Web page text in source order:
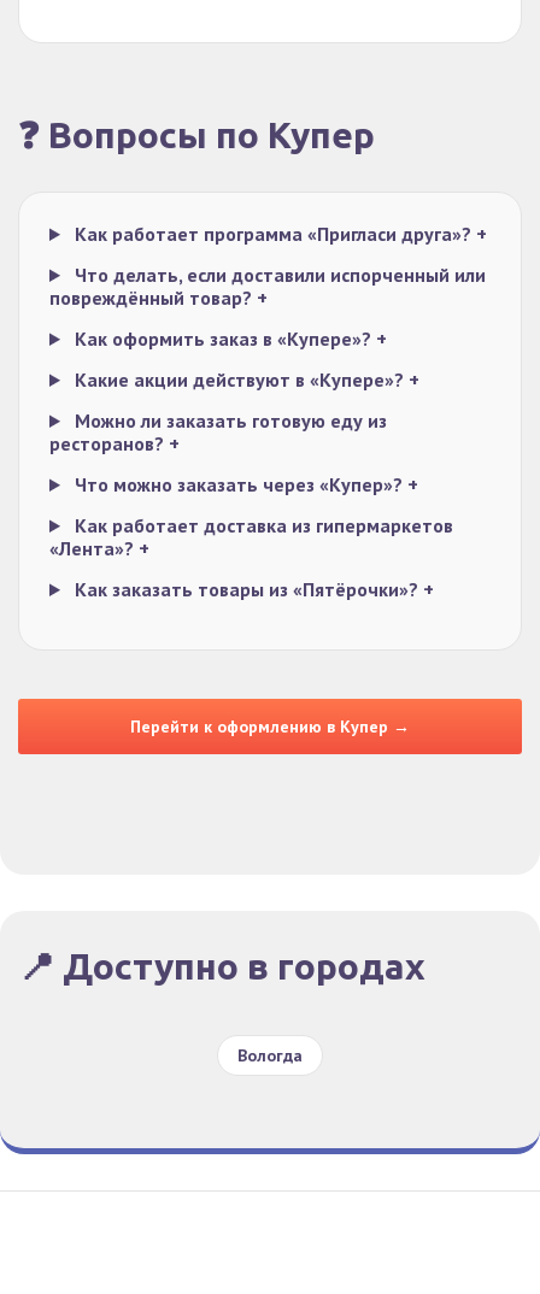
❓ Вопросы по Купер
Как работает программа «Пригласи друга»? +
Что делать, если доставили испорченный или
повреждённый товар? +
Как оформить заказ в «Купере»? +
Какие акции действуют в «Купере»? +
Можно ли заказать готовую еду из
ресторанов? +
Что можно заказать через «Купер»? +
Как работает доставка из гипермаркетов
«Лента»? +
Как заказать товары из «Пятёрочки»? +
Перейти к оформлению в Купер →
📍 Доступно в городах
Вологда